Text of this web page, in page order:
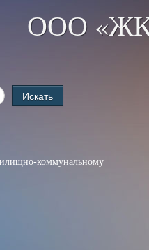
ООО
Искать
коммунальному